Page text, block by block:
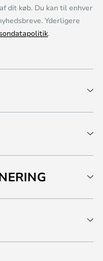
dit køb. Du kan til enhver
Yderligere
.